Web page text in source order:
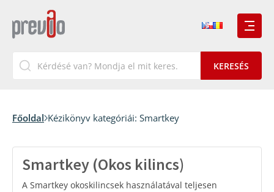
Főoldal Kézikönyv kategóriái: Smartkey
Smartkey (Okos kilincs)
A Smartkey okoskilincsek használatával teljesen